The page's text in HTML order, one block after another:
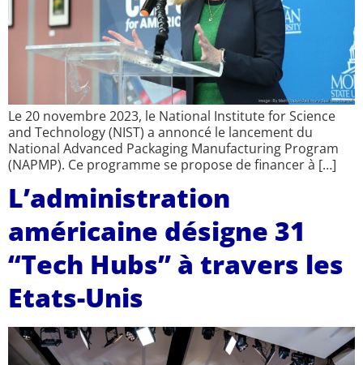
Le 20 novembre 2023, le National Institute for Science
and Technology (NIST) a annoncé le lancement du
National Advanced Packaging Manufacturing Program
(NAPMP). Ce programme se propose de financer à […]
L’administration
américaine désigne 31
“Tech Hubs” à travers les
Etats-Unis